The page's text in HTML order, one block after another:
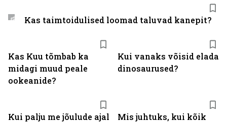
Kas Kuu tõmbab ka
midagi muud peale
ookeanide?
Kui vanaks võisid elada
dinosaurused?
Kui palju me jõulude ajal
Mis juhtuks, kui kõik
Kas taimtoidulised loomad taluvad kanepit?